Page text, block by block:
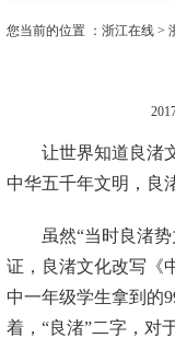
您当前的位置 ： 浙江在线 >
让世界知道良渚文
中华五千年文明，良
虽然“当时良渚势
证，良渚文化改写《
中一年级学生拿到的
着，“良渚”二字，对